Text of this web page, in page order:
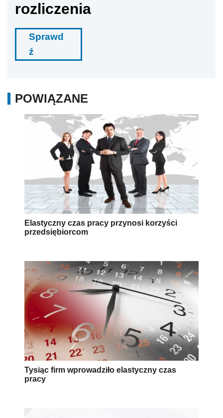
rozliczenia
Sprawd
ź
POWIĄZANE
Elastyczny czas pracy przynosi korzyści
przedsiębiorcom
Tysiąc firm wprowadziło elastyczny czas
pracy